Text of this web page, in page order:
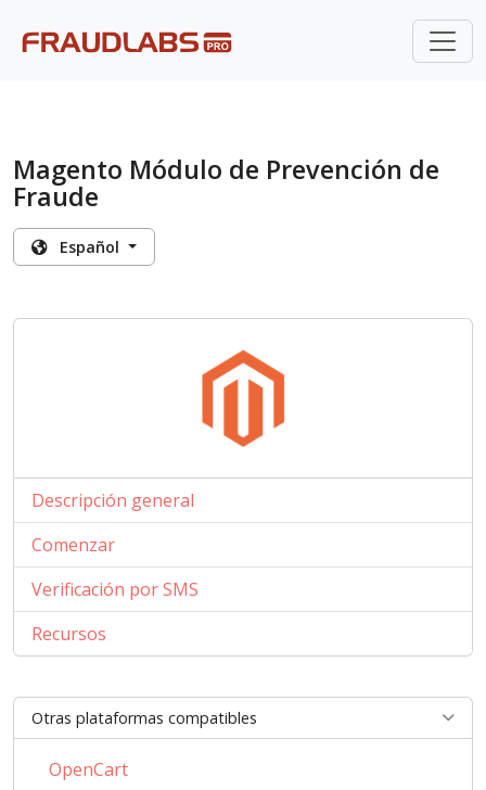
Magento Módulo de Prevención de
Fraude
Español
Descripción general
Comenzar
Verificación por SMS
Recursos
Otras plataformas compatibles
OpenCart